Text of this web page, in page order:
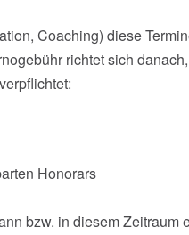
Coaching) diese
richtet sich
Honorars
bzw. in diesem